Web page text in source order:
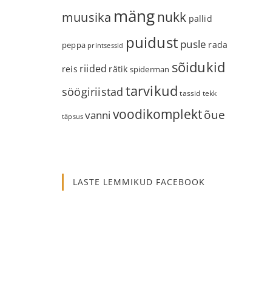
muusika mängnukk pallid
peppa printsessid puidust pusle rada
reis riided rätik spiderman sõidukid
söögiriistad tarvikud tassid tekk
täpsus vanni voodikomplektõue
LASTE LEMMIKUD FACEBOOK